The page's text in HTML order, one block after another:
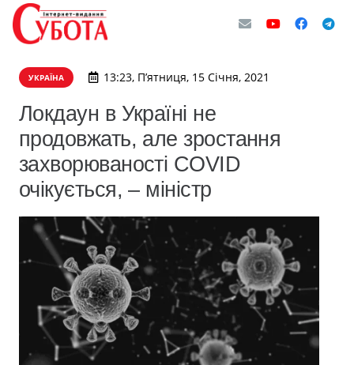
УКРАЇНА 13:23, П’ятниця, 15 Січня, 2021
Локдаун в Україні не
продовжать, але зростання
захворюваності COVID
очікується, – міністр